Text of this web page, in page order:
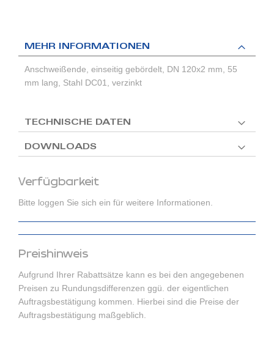
Verfügbarkeit
Bitte loggen Sie sich ein für weitere Informationen.
Preishinweis
Aufgrund Ihrer Rabattsätze kann es bei den angegebenen
Preisen zu Rundungsdifferenzen ggü. der eigentlichen
Auftragsbestätigung kommen. Hierbei sind die Preise der
Auftragsbestätigung maßgeblich.
MEHR INFORMATIONEN
Anschweißende, einseitig gebördelt, DN 120x2 mm, 55
mm lang, Stahl DC01, verzinkt
TECHNISCHE DATEN
DOWNLOADS